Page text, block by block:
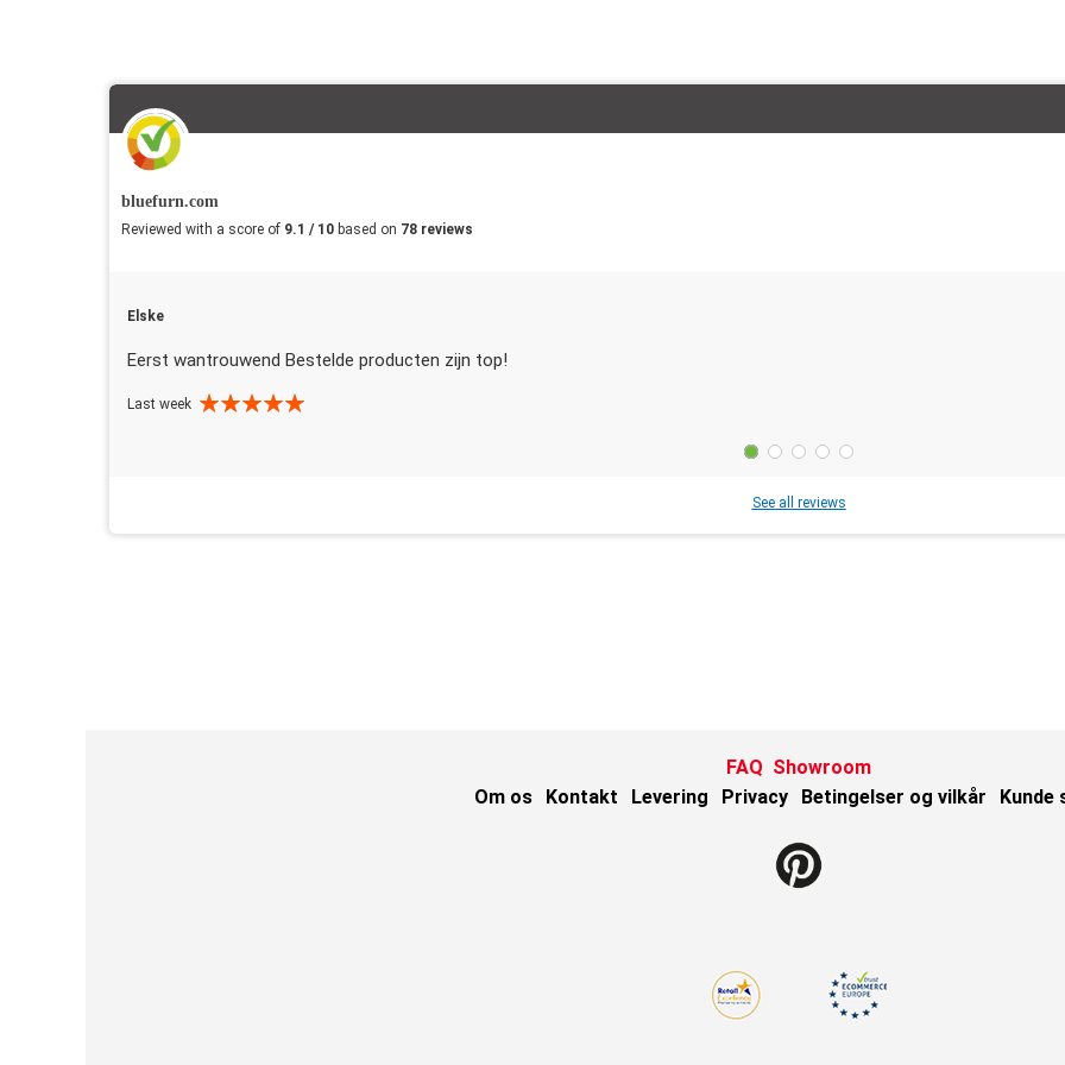
bluefurn.com
Reviewed with a score of 9.1 / 10 based on 78 reviews
Elske
Eerst wantrouwend Bestelde producten zijn top!
Last week
See all reviews
FAQ Showroom
Om os
Kontakt Levering Privacy Betingelser og vilkår Kunde